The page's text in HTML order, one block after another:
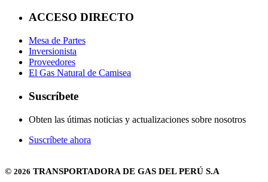
ACCESO DIRECTO
Mesa de Partes
Inversionista
Proveedores
El Gas Natural de Camisea
Suscríbete
Obten las útimas noticias y actualizaciones sobre nosotros
Suscríbete ahora
© 2026 TRANSPORTADORA DE GAS DEL PERÚ S.A